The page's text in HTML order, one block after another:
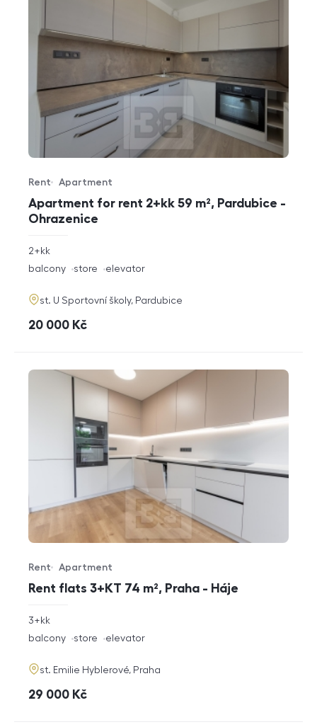
Apartment for rent 2+kk 59 m², Pardubice -
Ohrazenice
Offer type
Rent
Property type
Apartment
rozměry
disposition
2+kk
funkce
balcony store elevator
adresa
st. U Sportovní školy, Pardubice
cena
20 000 Kč
Rent flats 3+KT 74 m², Praha - Háje
Offer type
Rent
Property type
Apartment
rozměry
3+kk
funkce
balcony store elevator
adresa
st. Emilie Hyblerové, Praha
cena
29 000 Kč